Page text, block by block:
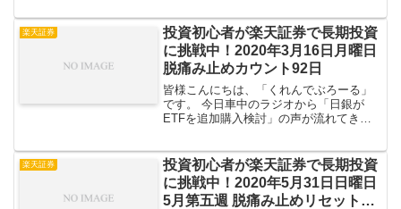
感じ。いや「突然どう...
楽天証券
投資初心者が楽天証券で長期投資
に挑戦中！2020年3月16日月曜日
脱痛み止めカウント92日
皆様こんにちは、「くれんでぶろーる」
です。 今日車中のラジオから「日銀が
ETFを追加購入検討」の声が流れてきま
本国という株式会社の株を自社株買い」
しているようなモンな...
楽天証券
投資初心者が楽天証券で長期投資
に挑戦中！2020年5月31日日曜日
5月第五週 脱痛み止めリセット23